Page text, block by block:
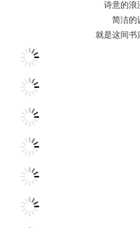
诗意的浪
简洁的
就是这间书